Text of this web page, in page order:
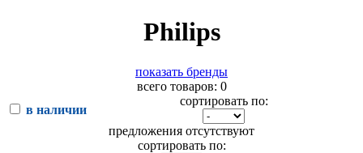
Philips
показать бренды
всего товаров: 0
в наличии
сортировать по:
предложения отсутствуют
сортировать по: